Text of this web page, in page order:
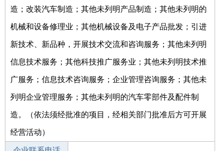
造；改装汽车制造；其他未列明产品制造；其他未列明的
机械和设备修理业；其他机械设备及电子产品批发；引进
新技术、新品种，开展技术交流和咨询服务；其他未列明
信息技术服务；其他科技推广服务业；其他未列明技术推
广服务；信息技术咨询服务；企业管理咨询服务；其他未
列明企业管理服务；其他未列明的汽车零部件及配件制
造。（依法须经批准的项目，经相关部门批准后方可开展
经营活动）